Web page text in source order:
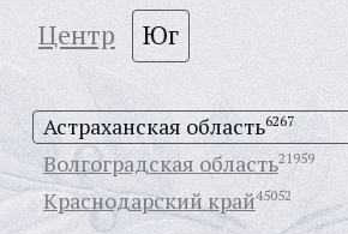
Центр
Юг
Астраханская область6267
Волгоградская область21959
Краснодарский край45052